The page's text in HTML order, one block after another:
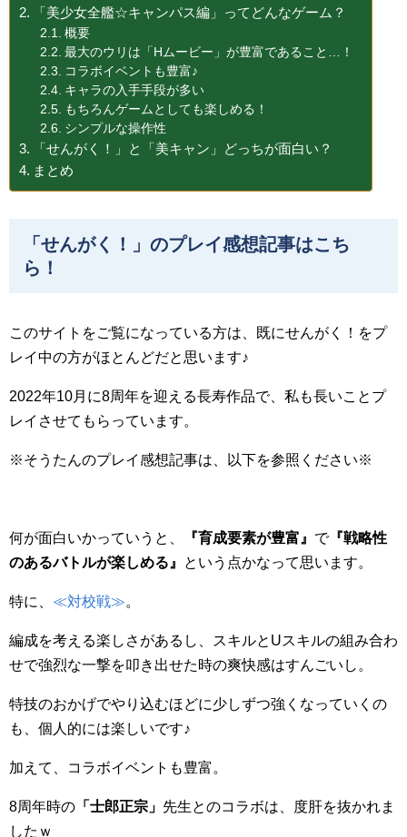
「美少女全艦☆キャンパス編」ってどんなゲーム？
概要
最大のウリは「Hムービー」が豊富であること…！
コラボイベントも豊富♪
キャラの入手手段が多い
もちろんゲームとしても楽しめる！
シンプルな操作性
「せんがく！」と「美キャン」どっちが面白い？
まとめ
「せんがく！」のプレイ感想記事はこち
ら！
このサイトをご覧になっている方は、既にせんがく！をプ
レイ中の方がほとんどだと思います♪
2022年10月に8周年を迎える長寿作品で、私も長いことプ
レイさせてもらっています。
※そうたんのプレイ感想記事は、以下を参照ください※
何が面白いかっていうと、 『育成要素が豊富』 で『戦略性
のあるバトルが楽しめる』
という点かなって思います。
特に、 ≪対校戦≫。
編成を考える楽しさがあるし、スキルとUスキルの組み合わ
せで強烈な一撃を叩き出せた時の爽快感はすんごいし。
特技のおかげでやり込むほどに少しずつ強くなっていくの
も、個人的には楽しいです♪
加えて、コラボイベントも豊富。
8周年時の 「士郎正宗」 先生とのコラボは、度肝を抜かれま
したｗ